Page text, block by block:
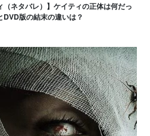
（ネタバレ）】ケイティの正体は何だっ
版の結末の違いは？